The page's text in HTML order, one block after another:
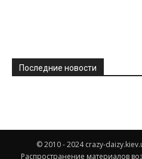
Последние новости
© 2010 - 2024 crazy-
Распространение материалов